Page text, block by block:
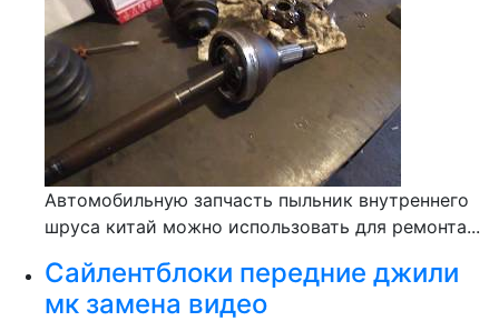
Автомобильную запчасть пыльник внутреннего
шруса китай можно использовать для ремонта...
Сайлентблоки передние джили
мк замена видео